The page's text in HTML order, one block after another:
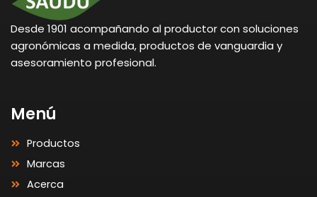
Desde 1901 acompañando al productor con soluciones
agronómicas a medida, productos de vanguardia y
asesoramiento profesional.
Menú
Productos
Marcas
Acerca